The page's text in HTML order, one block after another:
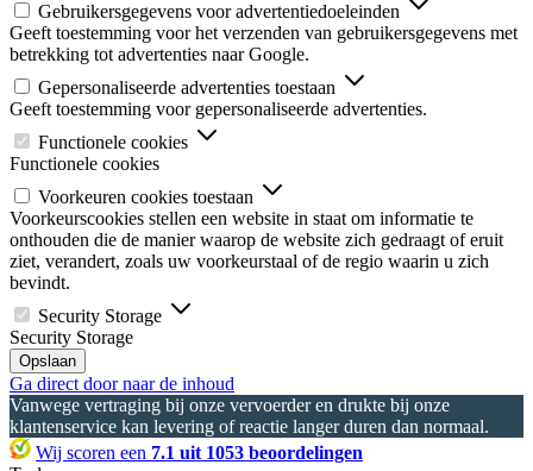
Gebruikersgegevens voor advertentiedoeleinden
Geeft toestemming voor het verzenden van gebruikersgegevens met
betrekking tot advertenties naar Google.
Gepersonaliseerde advertenties toestaan
Geeft toestemming voor gepersonaliseerde advertenties.
Functionele cookies
Functionele cookies
Voorkeuren cookies toestaan
Voorkeurscookies stellen een website in staat om informatie te
onthouden die de manier waarop de website zich gedraagt of eruit
ziet, verandert, zoals uw voorkeurstaal of de regio waarin u zich
bevindt.
Security Storage
Security Storage
Opslaan
Ga direct door naar de inhoud
Vanwege vertraging bij onze vervoerder en drukte bij onze
klantenservice kan levering of reactie langer duren dan normaal.
Wij scoren een 7.1 uit 1053 beoordelingen